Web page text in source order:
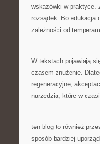
wskazówki w praktyce.
rozsądek. Bo edukacja
zależności od
W tekstach pojawiają
czasem znużenie.
regeneracyjne,
narzędzia, które w
ten blog to również
sposób bardziej